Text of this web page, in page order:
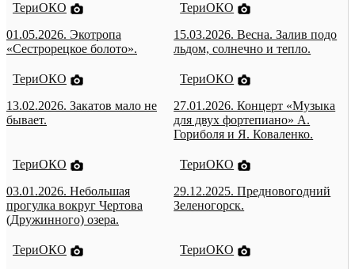
ТериОКО
01.05.2026. Экотропа
«Сестрорецкое болото».
ТериОКО
15.03.2026. Весна. Залив подо
льдом, солнечно и тепло.
ТериОКО
13.02.2026. Закатов мало не
бывает.
ТериОКО
27.01.2026. Концерт «Музыка
для двух фортепиано» А.
Гориболя и Я. Коваленко.
ТериОКО
03.01.2026. Небольшая
прогулка вокруг Чертова
(Дружинного) озера.
ТериОКО
29.12.2025. Предновогодний
Зеленогорск.
ТериОКО
ТериОКО